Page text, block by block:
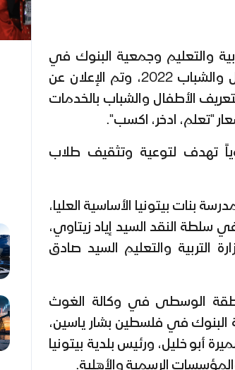
والتعليم وجمعية البنوك في
فلسطين، فعالية الأسبوع المصرفي للأطفال والشباب 2022، وتم الإعلان عن
الأطفال والشباب بالخدمات
"تعلم، ادخر، اكسب".
تهدف لتوعية وتثقيف طلاب
بنات بيتونيا الأساسية العليا،
سلطة النقد السيد إياد زيتاوي،
التربية والتعليم السيد صادق
الوسطى في وكالة الغوث
البنوك في فلسطين بشار ياسين،
أبو خليل، ورئيس بلدية بيتونيا